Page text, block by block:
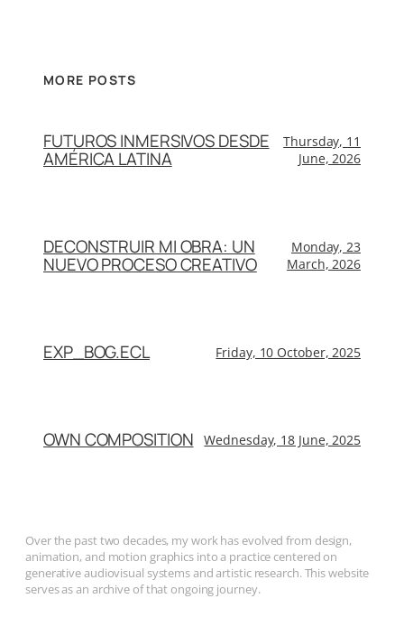
MORE POSTS
FUTUROS INMERSIVOS DESDE
AMÉRICA LATINA
Thursday, 11
June, 2026
DECONSTRUIR MI OBRA: UN
NUEVO PROCESO CREATIVO
Monday, 23
March, 2026
EXP_BOG.ECL Friday, 10 October, 2025
OWN COMPOSITION Wednesday, 18 June, 2025
Over the past two decades, my work has evolved from design,
animation, and motion graphics into a practice centered on
generative audiovisual systems and artistic research. This website
serves as an archive of that ongoing journey.